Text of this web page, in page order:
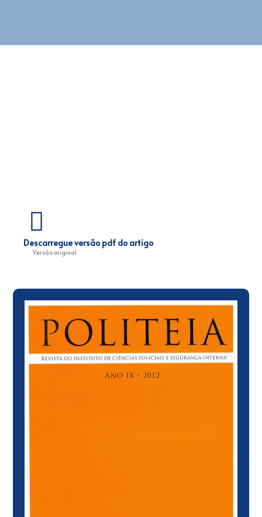
Descarregue versão pdf do artigo
Versão original